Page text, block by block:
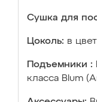
Сушка для
Цоколь: в
Подъемники :
класса Blum